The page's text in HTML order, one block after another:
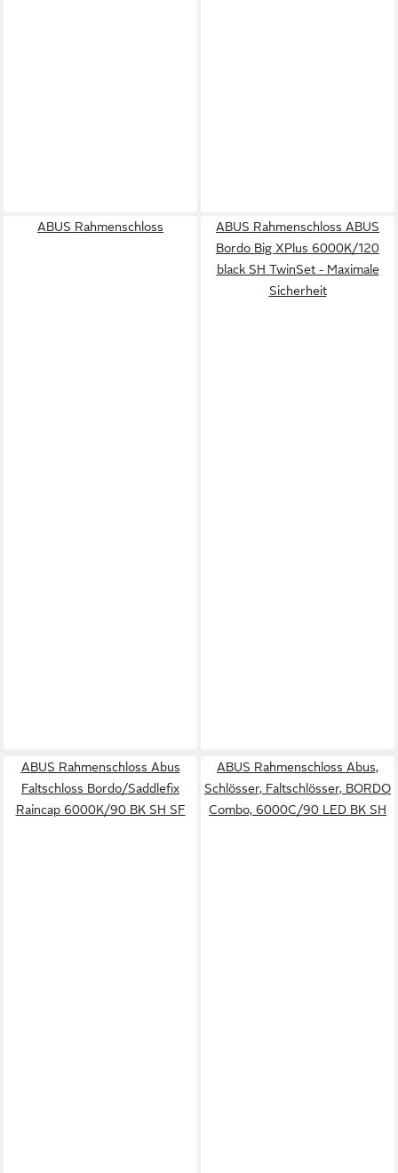
ABUS Rahmenschloss
ABUS Rahmenschloss ABUS
Bordo Big XPlus 6000K/120
black SH TwinSet - Maximale
Sicherheit
ABUS Rahmenschloss Abus
Faltschloss Bordo/Saddlefix
Raincap 6000K/90 BK SH SF
ABUS Rahmenschloss Abus,
Schlösser, Faltschlösser, BORDO
Combo, 6000C/90 LED BK SH